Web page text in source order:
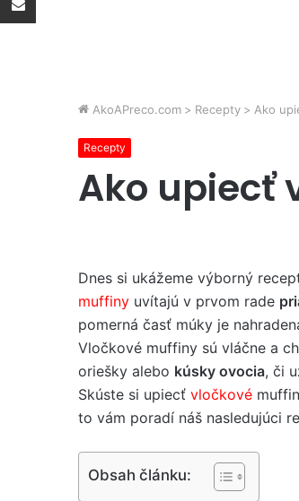
AkoAPreco.com > Recepty > Ako
Recepty
Ako upiecť
Dnes si ukážeme výborný
muffiny uvítajú v prvom rade
pomerná časť múky je
Vločkové muffiny sú vláčne a
oriešky alebo kúsky ovocia, či
Skúste si upiecť vločkové
to vám poradí náš nasledujúci
Obsah článku: